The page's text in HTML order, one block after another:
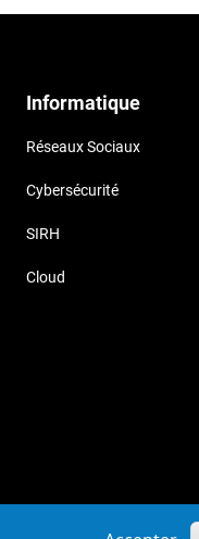
Informatique
Réseaux Sociaux
Cybersécurité
SIRH
Cloud